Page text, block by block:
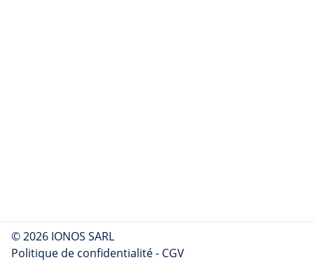
© 2026 IONOS SARL
Politique de confidentialité- CGV